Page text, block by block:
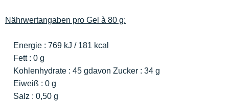
Nährwertangaben pro Gel à 80 g:
Energie : 769 kJ / 181 kcal
Fett : 0 g
Kohlenhydrate : 45 gdavon Zucker : 34 g
Eiweiß : 0 g
Salz : 0,50 g